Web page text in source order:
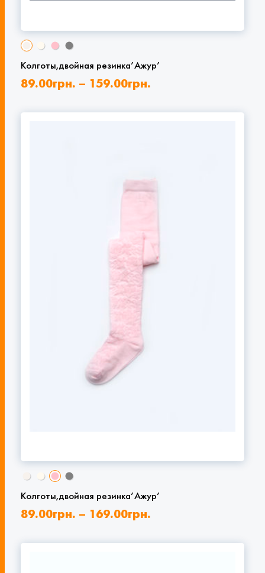
Колготы,двойная резинка’Ажур’
89.00грн. – 159.00грн.
Колготы,двойная резинка’Ажур’
89.00грн. – 169.00грн.